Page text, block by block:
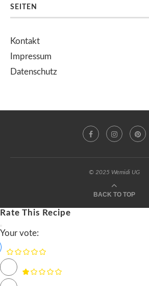
SEITEN
Kontakt
Impressum
Datenschutz
© 2025 Wemidi UG
BACK TO TOP
Rate This Recipe
Your vote: